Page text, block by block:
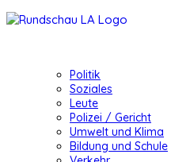
Politik
Soziales
Leute
Polizei / Gericht
Umwelt und Klima
Bildung und Schule